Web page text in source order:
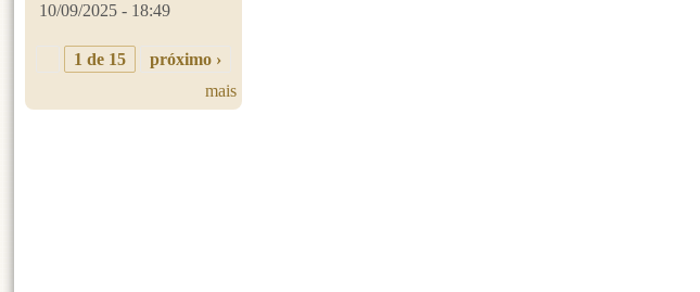
10/09/2025 - 18:49
1 de 15
próximo ›
mais